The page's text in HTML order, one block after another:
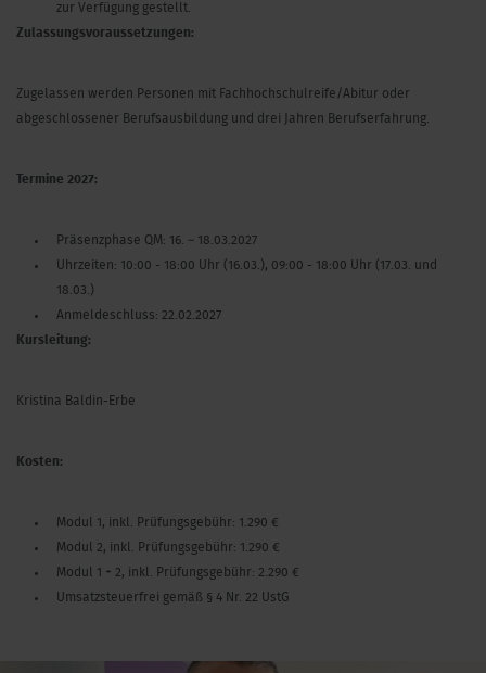
zur Verfügung gestellt.
Zulassungsvoraussetzungen:
Zugelassen werden Personen mit Fachhochschulreife/Abitur oder
abgeschlossener Berufsausbildung und drei Jahren Berufserfahrung.
Termine 2027:
Präsenzphase QM : 16. – 18.03.2027
Uhrzeiten: 10:00 - 18:00 Uhr (16.03.), 09:00 - 18:00 Uhr (17.03. und
18.03.)
Anmeldeschluss: 22.02.2027
Kursleitung:
Kristina Baldin-Erbe
Kosten:
Modul 1, inkl. Prüfungsgebühr: 1.290 €
Modul 2, inkl. Prüfungsgebühr: 1.290 €
Modul 1 + 2, inkl. Prüfungsgebühr: 2.290 €
Umsatzsteuerfrei gemäß § 4 Nr. 22 UstG